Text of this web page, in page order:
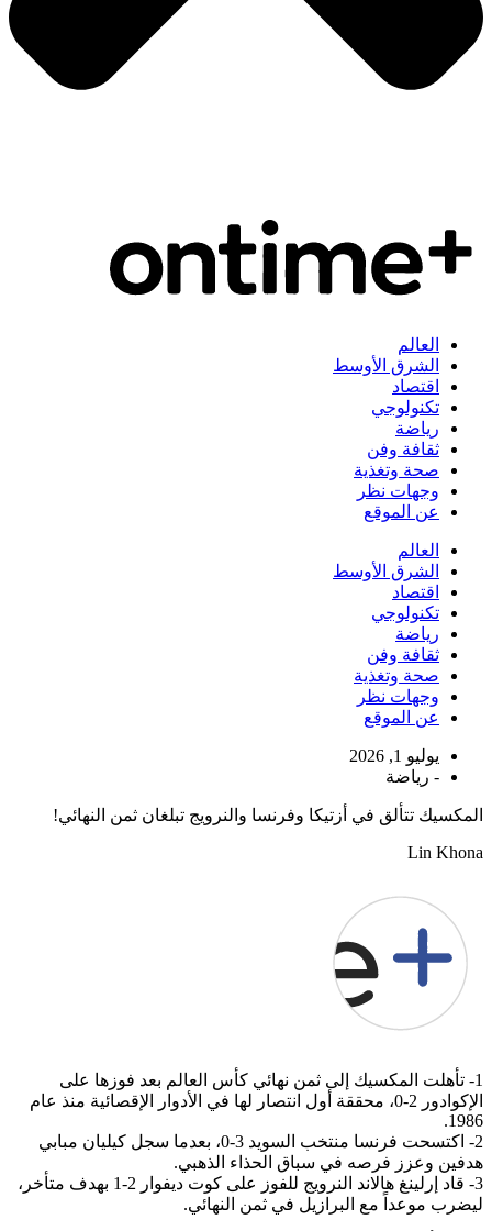
العالم
الشرق الأوسط
اقتصاد
تكنولوجي
رياضة
ثقافة وفن
صحة وتغذية
وجهات نظر
عن الموقع
العالم
الشرق الأوسط
اقتصاد
تكنولوجي
رياضة
ثقافة وفن
صحة وتغذية
وجهات نظر
عن الموقع
يوليو 1, 2026
- رياضة
المكسيك تتألق في أزتيكا وفرنسا والنرويج تبلغان ثمن النهائي!
Lin Khona
1- تأهلت المكسيك إلى ثمن نهائي كأس العالم بعد فوزها على
الإكوادور 2-0، محققة أول انتصار لها في الأدوار الإقصائية منذ عام
1986.
2- اكتسحت فرنسا منتخب السويد 3-0، بعدما سجل كيليان مبابي
هدفين وعزز فرصه في سباق الحذاء الذهبي.
3- قاد إرلينغ هالاند النرويج للفوز على كوت ديفوار 2-1 بهدف متأخر،
ليضرب موعداً مع البرازيل في ثمن النهائي.